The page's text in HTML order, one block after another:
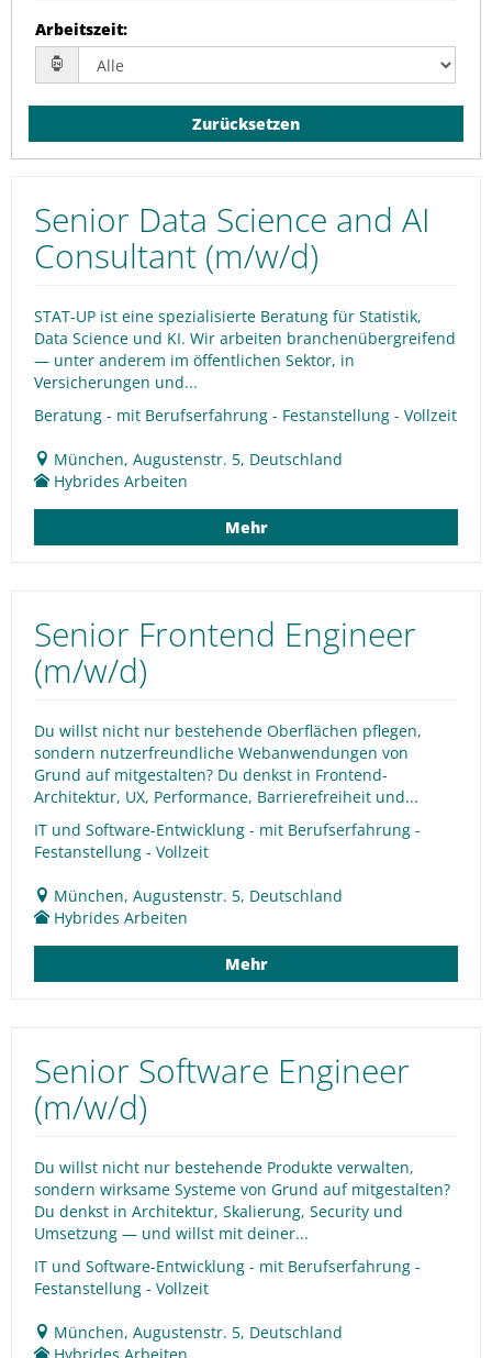
Arbeitszeit:
Zurücksetzen
Senior Data Science and AI
Consultant (m/w/d)
STAT-UP ist eine spezialisierte Beratung für Statistik,
Data Science und KI. Wir arbeiten branchenübergreifend
— unter anderem im öffentlichen Sektor, in
Versicherungen und...
Beratung - mit Berufserfahrung - Festanstellung - Vollzeit
München, Augustenstr. 5, Deutschland
Hybrides Arbeiten
Mehr
Senior Frontend Engineer
(m/w/d)
Du willst nicht nur bestehende Oberflächen pflegen,
sondern nutzerfreundliche Webanwendungen von
Grund auf mitgestalten? Du denkst in Frontend-
Architektur, UX, Performance, Barrierefreiheit und...
IT und Software-Entwicklung - mit Berufserfahrung -
Festanstellung - Vollzeit
München, Augustenstr. 5, Deutschland
Hybrides Arbeiten
Mehr
Senior Software Engineer
(m/w/d)
Du willst nicht nur bestehende Produkte verwalten,
sondern wirksame Systeme von Grund auf mitgestalten?
Du denkst in Architektur, Skalierung, Security und
Umsetzung — und willst mit deiner...
IT und Software-Entwicklung - mit Berufserfahrung -
Festanstellung - Vollzeit
München, Augustenstr. 5, Deutschland